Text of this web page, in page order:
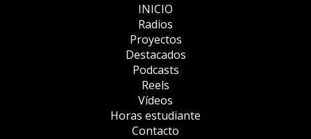
INICIO
Radios
Proyectos
Destacados
Podcasts
Reels
Vídeos
Horas estudiante
Contacto